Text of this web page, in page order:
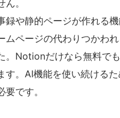
。
録や静的ページが作れる
ムページの代わりつかわ
。Notionだけなら無料で
す。AI機能を使い続ける
です。